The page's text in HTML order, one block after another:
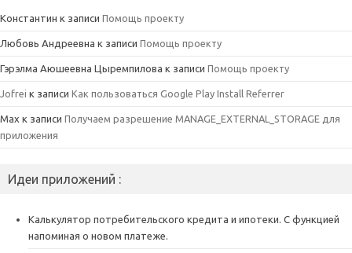
Константин к записи Помощь проекту
Любовь Андреевна к записи Помощь проекту
Гэрэлма Аюшеевна Цыремпилова к записи Помощь проекту
Jofrei к записи Как пользоваться Google Play Install Referrer
Max к записи Получаем разрешение MANAGE_EXTERNAL_STORAGE для
приложения
Идеи приложений :
Калькулятор потребительского кредита и ипотеки. С функцией
напоминая о новом платеже.